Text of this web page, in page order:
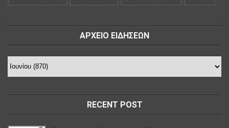
ΑΡΧΕΙΟ ΕΙΔΗΣΕΩΝ
RECENT POST